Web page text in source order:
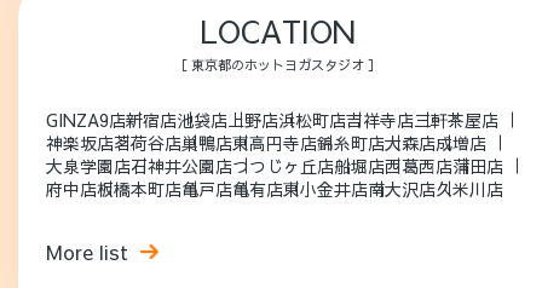
LOCATION
［ 東京都のホットヨガスタジオ ］
GINZA9店新宿店池袋店 上野店浜松町店吉祥寺店三軒茶屋店
神楽坂店茗荷谷店巣鴨店東高円寺店錦糸町店大森店成増店
大泉学園店石神井公園店つつじヶ丘店船堀店西葛西店蒲田店
府中店板橋本町店亀戸店亀有店東小金井店南大沢店久米川店
More list